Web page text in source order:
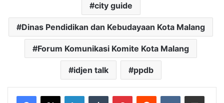
city guide
Dinas Pendidikan dan Kebudayaan Kota Malang
Forum Komunikasi Komite Kota Malang
idjen talk ppdb
LinkedInTumblr PinterestReddit VKontakteShare via Email